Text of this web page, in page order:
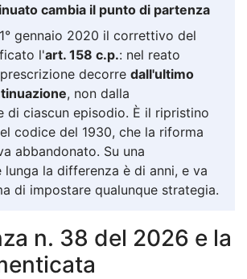
cambia il punto di partenza
gennaio 2020 il correttivo del
l'art. 158 c.p.: nel reato
decorre dall'ultimo
, non dalla
di ciascun episodio. È il ripristino
codice del 1930, che la riforma
abbandonato. Su una
lunga la differenza è di anni, e va
di impostare qualunque strategia.
n. 38 del 2026 e la